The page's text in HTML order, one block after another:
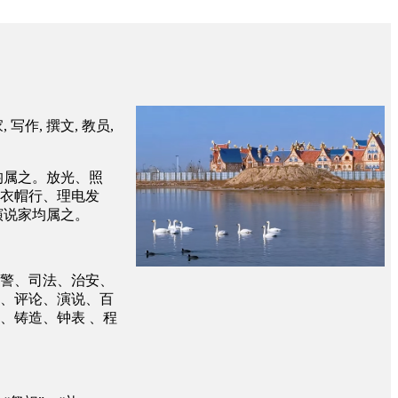
写作, 撰文, 教员,
之。放光、照
帽行、理电发
家均属之。
、司法、治安、
评论、演说、百
铸造、钟表 、程